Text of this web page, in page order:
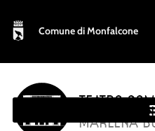
Comune di Monfalcone
TEATRO
MARLENA